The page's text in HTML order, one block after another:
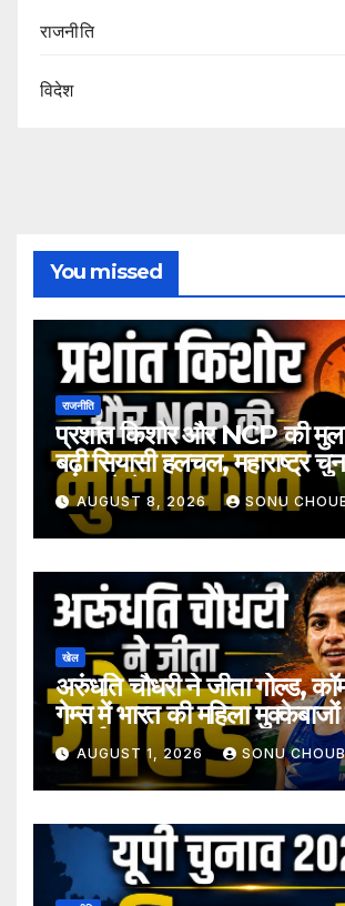
राजनीति
विदेश
You missed
राजनीति
प्रशांत किशोर और NCP की
बढ़ी सियासी हलचल, महाराष्ट्र
अटकलें तेज
AUGUST 8, 2026 SONU
खेल
अरुंधति चौधरी ने जीता गोल्ड,
गेम्स में भारत की महिला मुक्केबाजों
प्रदर्शन
AUGUST 1, 2026 SONU